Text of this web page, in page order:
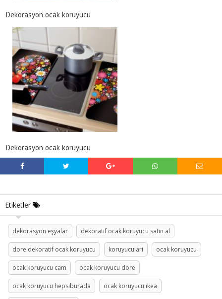
Dekorasyon ocak koruyucu
Dekorasyon ocak koruyucu
Etiketler
dekorasyon eşyalar dekoratif ocak koruyucu satın al
dore dekoratif ocak koruyucu koruyuculari ocak koruyucu
ocak koruyucu cam ocak koruyucu dore
ocak koruyucu hepsiburada ocak koruyucu ikea